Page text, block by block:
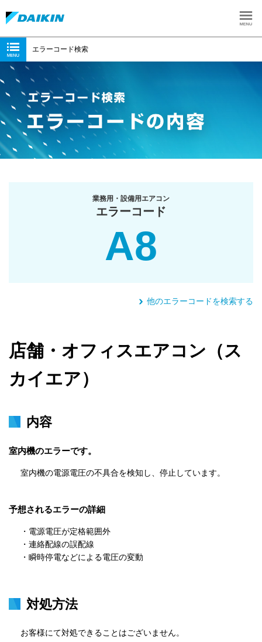
エラーコード検索
業務用・設備用エアコン
エラーコード
A8
他のエラーコードを検索する
店舗・オフィスエアコン（ス
カイエア）
内容
室内機のエラーです。
室内機の電源電圧の不具合を検知し、停止しています。
予想されるエラーの詳細
・電源電圧が定格範囲外
・連絡配線の誤配線
・瞬時停電などによる電圧の変動
対処方法
お客様にて対処できることはございません。